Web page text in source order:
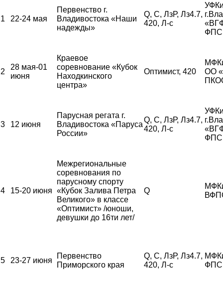
1 22-24 мая
Первенство г.
Владивостока «Наши
надежды»
Q, С, ЛзР, Лз4.7,
420, Л-с
ФПС
2
28 мая-01
июня
Краевое
соревнование «Кубок
Находкинского
центра»
Оптимист, 420
ОО
3 12 июня
Парусная регата г.
Владивостока «Паруса
России»
Q, С, ЛзР, Лз4.7,
420, Л-с
ФПС
4 15-20 июня
Межрегиональные
соревнования по
парусному спорту
«Кубок Залива Петра
Великого» в классе
«Оптимист» /юноши,
девушки до 16ти лет/
Q
5 23-27 июня
Первенство
Приморского края
Q, С, ЛзР, Лз4.7,
420, Л-с
ФПС